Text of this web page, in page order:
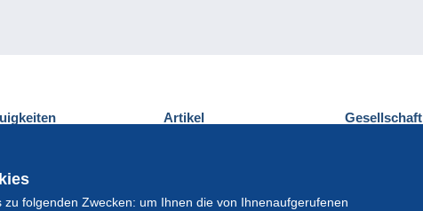
folgenden Zwecken: um Ihnen die von Ihnenaufgerufenen
Artikel Gesellschaft